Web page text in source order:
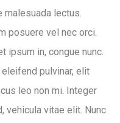
malesuada lectus.
posuere vel nec orci.
ipsum in, congue nunc.
pulvinar, elit
leo non mi. Integer
vehicula vitae elit. Nunc